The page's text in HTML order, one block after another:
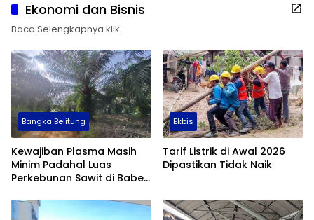
Ekonomi dan Bisnis
Baca Selengkapnya klik
Bangka Belitung
Kewajiban Plasma Masih
Minim Padahal Luas
Perkebunan Sawit di Babel
Ekbis
Tarif Listrik di Awal 2026
Dipastikan Tidak Naik